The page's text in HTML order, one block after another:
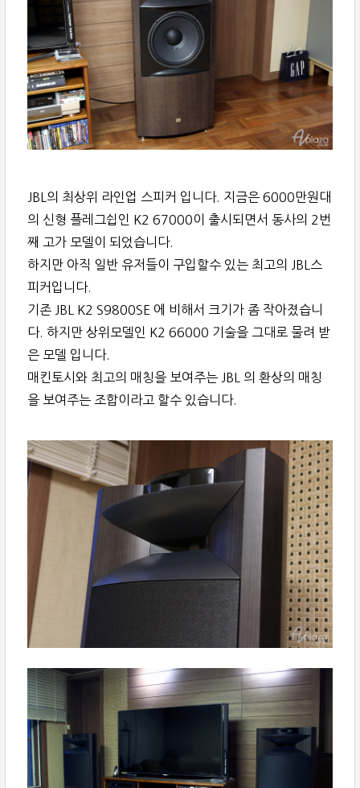
JBL의 최상위 라인업 스피커 입니다. 지금은 6000만원대
의 신형 플레그쉽인 K2 67000이 출시되면서 동사의 2번
째 고가 모델이 되었습니다.
하지만 아직 일반 유저들이 구입할수 있는 최고의 JBL스
피커입니다.
기존 JBL K2 S9800SE 에 비해서 크기가 좀 작아졌습니
다. 하지만 상위모델인 K2 66000 기술을 그대로 물려 받
은 모델 입니다.
매킨토시와 최고의 매칭을 보여주는 JBL 의 환상의 매칭
을 보여주는 조합이라고 할수 있습니다.